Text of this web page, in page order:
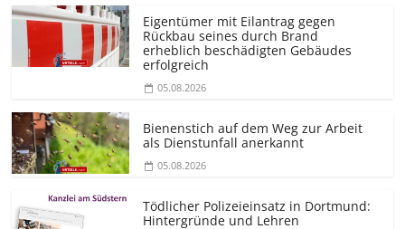
Eigentümer mit Eilantrag gegen
Rückbau seines durch Brand
erheblich beschädigten Gebäudes
erfolgreich
05.08.2026
Bienenstich auf dem Weg zur Arbeit
als Dienstunfall anerkannt
05.08.2026
Tödlicher Polizeieinsatz in Dortmund:
Hintergründe und Lehren